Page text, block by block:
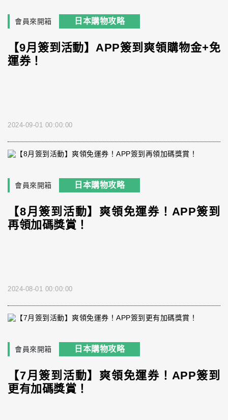
會員來開箱 日本購物攻略
【9月簽到活動】APP簽到爽領購物金+免
運券！
2024-09-01 00:00:00
會員來開箱 日本購物攻略
【8月簽到活動】爽領免運券！APP簽到
再領加碼獎賞！
2024-08-01 00:00:00
會員來開箱 日本購物攻略
【7月簽到活動】爽領免運券！APP簽到
更有加碼獎賞！